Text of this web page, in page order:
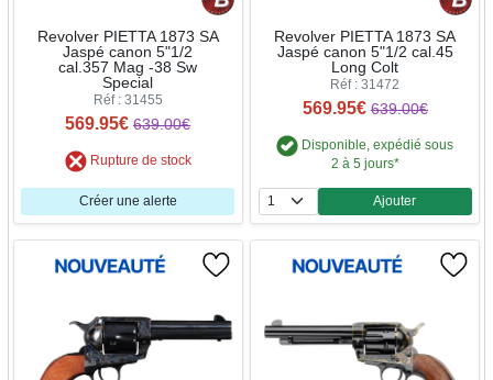
Revolver PIETTA 1873 SA
Jaspé canon 5"1/2
cal.357 Mag -38 Sw
Special
Réf : 31455
569.95€ 639.00€
Rupture de stock
Créer une alerte
Revolver PIETTA 1873 SA
Jaspé canon 5"1/2 cal.45
Long Colt
Réf : 31472
569.95€ 639.00€
Disponible, expédié sous
2 à 5 jours*
Quantité
Ajouter